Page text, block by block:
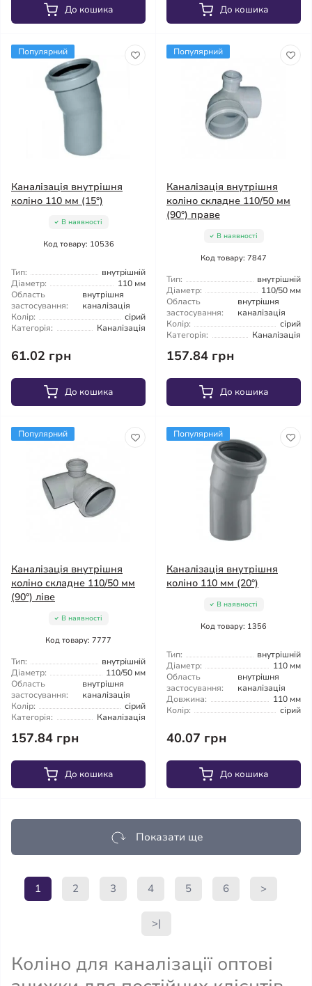
До кошика До кошика
Популярний
Каналізація внутрішня
коліно 110 мм (15°)
В наявності
Код товару: 10536
Тип:
внутрішній
Діаметр:
110 мм
Область
застосування:
внутрішня
каналізація
Колір:
сірий
Категорія:
Каналізація
61.02 грн
До кошика
Популярний
Каналізація внутрішня
коліно складне 110/50 мм
(90°) праве
В наявності
Код товару: 7847
Тип:
внутрішній
Діаметр:
110/50 мм
Область
застосування:
внутрішня
каналізація
Колір:
сірий
Категорія:
Каналізація
157.84 грн
До кошика
Популярний
Каналізація внутрішня
коліно складне 110/50 мм
(90°) ліве
В наявності
Код товару: 7777
Тип:
внутрішній
Діаметр:
110/50 мм
Область
застосування:
внутрішня
каналізація
Колір:
сірий
Категорія:
Каналізація
157.84 грн
До кошика
Популярний
Каналізація внутрішня
коліно 110 мм (20°)
В наявності
Код товару: 1356
Тип:
внутрішній
Діаметр:
110 мм
Область
застосування:
внутрішня
каналізація
Довжина:
110 мм
Колір:
сірий
40.07 грн
До кошика
Показати ще
1 2 3 4 5 6 >
>|
Коліно для каналізації оптові